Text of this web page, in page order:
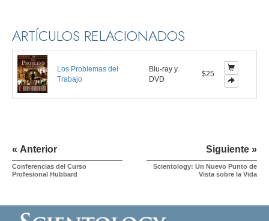
ARTÍCULOS RELACIONADOS
Los Problemas del
Trabajo
Blu-ray y
DVD
$25
« Anterior
Conferencias del Curso
Profesional Hubbard
Siguiente »
Scientology: Un Nuevo Punto de
Vista sobre la Vida